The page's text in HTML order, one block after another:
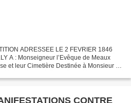
ADRESSEE LE 2 FEVRIER 1846
A : Monseigneur l’Evêque de Meaux
et leur Cimetière Destinée à Monsieur le
CONTRE